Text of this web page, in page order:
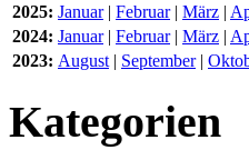
2025: Januar| Februar| März |
2024: Januar| Februar| März |
2023: August | September|
Kategorien